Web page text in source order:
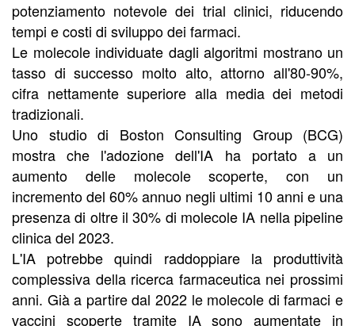
potenziamento notevole dei trial clinici, riducendo
tempi e costi di sviluppo dei farmaci.
Le molecole individuate dagli algoritmi mostrano un
tasso di successo molto alto, attorno all'80-90%,
cifra nettamente superiore alla media dei metodi
tradizionali.
Uno studio di Boston Consulting Group (BCG)
mostra che l'adozione dell'IA ha portato a un
aumento delle molecole scoperte, con un
incremento del 60% annuo negli ultimi 10 anni e una
presenza di oltre il 30% di molecole IA nella pipeline
clinica del 2023.
L'IA potrebbe quindi raddoppiare la produttività
complessiva della ricerca farmaceutica nei prossimi
anni. Già a partire dal 2022 le molecole di farmaci e
vaccini scoperte tramite IA sono aumentate in